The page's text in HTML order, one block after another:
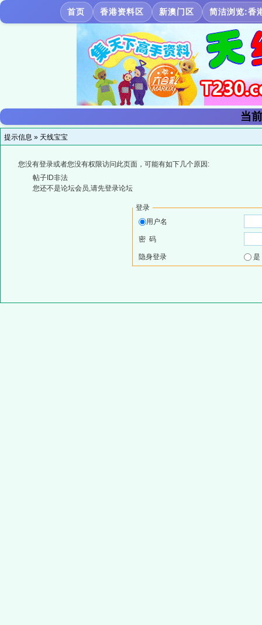
首页 香港资料区 新澳门区 简洁浏览:香
当
提示信息 » 天线宝宝
您没有登录或者您没有权限访问此页面，可能有如下几个原因:
帖子ID非法
您还不是论坛会员,请先登录论坛
登录
用户名
密 码
隐身登录